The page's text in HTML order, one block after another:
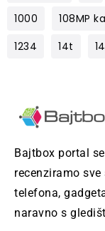
1000
108MP
1234
14t
Bajtbox portal
recenziramo
telefona,
naravno s